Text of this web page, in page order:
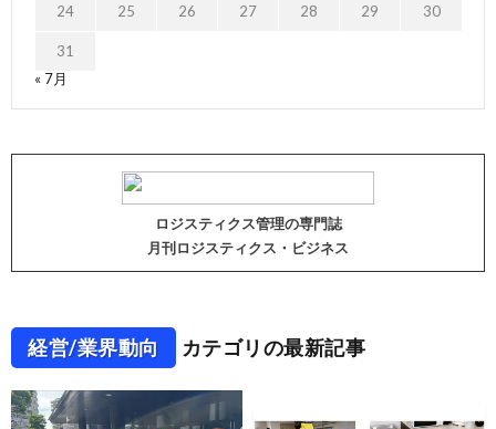
24 25 26 27 28 29 30
31
« 7月
ロジスティクス管理の専門誌
月刊ロジスティクス・ビジネス
経営/業界動向 カテゴリの最新記事